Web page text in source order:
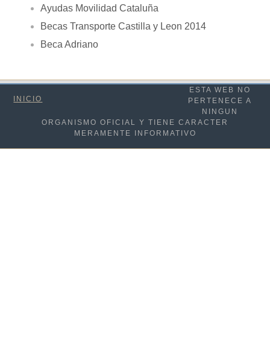
Ayudas Movilidad Cataluña
Becas Transporte Castilla y Leon 2014
Beca Adriano
INICIO
ESTA WEB NO
PERTENECE A
NINGUN
ORGANISMO OFICIAL Y TIENE CARACTER
MERAMENTE INFORMATIVO